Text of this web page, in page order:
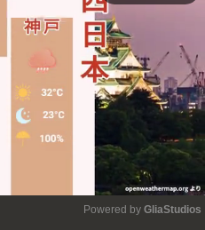
Powered by GliaStudios